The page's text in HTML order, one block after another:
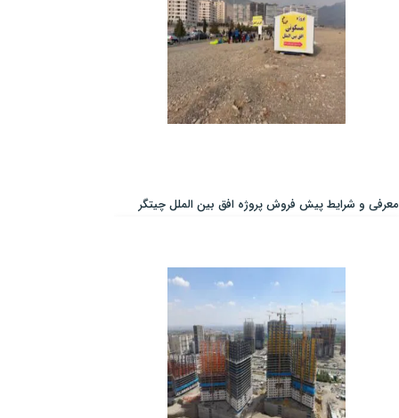
معرفی و شرایط پیش فروش پروژه افق بین الملل چیتگر